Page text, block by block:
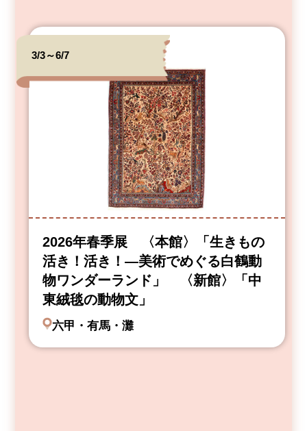
3/3～6/7
2026年春季展 〈本館〉「生きもの
活き！活き！―美術でめぐる白鶴動
物ワンダーランド」 〈新館〉「中
東絨毯の動物文」
六甲・有馬・灘